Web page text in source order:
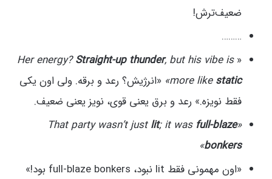
ضعیف‌ترش!
………
«
Her energy?Straight-up thunder, but his vibe is
more likestatic
» «انرژیش؟ رعد و برقه. ولی اون یکی
فقط نویزه.» رعد و برق یعنی قوی، نویز یعنی ضعیف.
«That party wasn’t just
lit; it wasfull-blaze
bonkers
»
«اون مهمونی فقط lit نبود، full-blaze bonkers بود!»